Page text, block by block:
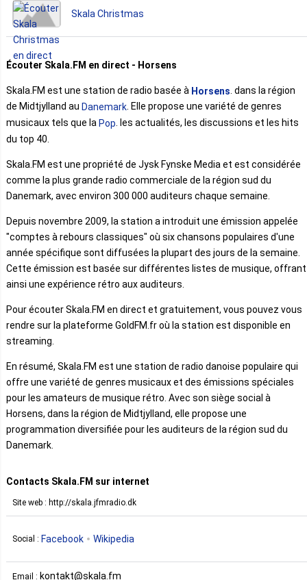
Skala Christmas
Écouter Skala.FM en direct - Horsens
Skala.FM est une station de radio basée à Horsens . dans la région
de Midtjylland au Danemark. Elle propose une variété de genres
musicaux tels que la Pop . les actualités, les discussions et les hits
du top 40.
Skala.FM est une propriété de Jysk Fynske Media et est considérée
comme la plus grande radio commerciale de la région sud du
Danemark, avec environ 300 000 auditeurs chaque semaine.
Depuis novembre 2009, la station a introduit une émission appelée
"comptes à rebours classiques" où six chansons populaires d'une
année spécifique sont diffusées la plupart des jours de la semaine.
Cette émission est basée sur différentes listes de musique, offrant
ainsi une expérience rétro aux auditeurs.
Pour écouter Skala.FM en direct et gratuitement, vous pouvez vous
rendre sur la plateforme GoldFM.fr où la station est disponible en
streaming.
En résumé, Skala.FM est une station de radio danoise populaire qui
offre une variété de genres musicaux et des émissions spéciales
pour les amateurs de musique rétro. Avec son siège social à
Horsens, dans la région de Midtjylland, elle propose une
programmation diversifiée pour les auditeurs de la région sud du
Danemark.
Contacts Skala.FM sur internet
Site web : http://skala.jfmradio.dk
Social : Facebook Wikipedia
Email : kontakt@skala.fm